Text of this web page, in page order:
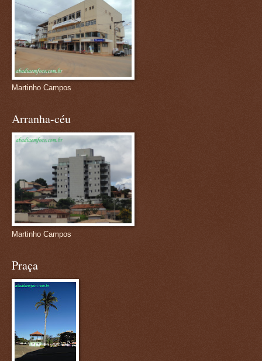
Martinho Campos
Arranha-céu
Martinho Campos
Praça